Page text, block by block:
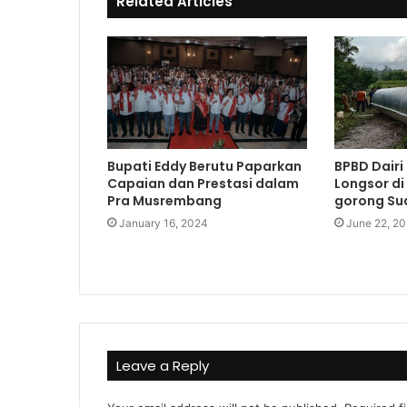
k
Bupati Eddy Berutu Paparkan
Capaian dan Prestasi dalam
Pra Musrembang
January 16, 2024
BPBD
Longsor
gorong
June 22,
Leave a Reply